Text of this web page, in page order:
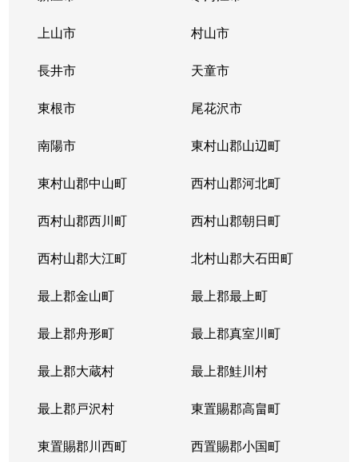
上山市 村山市
長井市 天童市
東根市 尾花沢市
南陽市 東村山郡山辺町
東村山郡中山町 西村山郡河北町
西村山郡西川町 西村山郡朝日町
西村山郡大江町 北村山郡大石田町
最上郡金山町 最上郡最上町
最上郡舟形町 最上郡真室川町
最上郡大蔵村 最上郡鮭川村
最上郡戸沢村 東置賜郡高畠町
東置賜郡川西町 西置賜郡小国町